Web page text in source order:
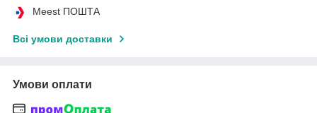
Meest ПОШТА
Всі умови доставки
Умови оплати